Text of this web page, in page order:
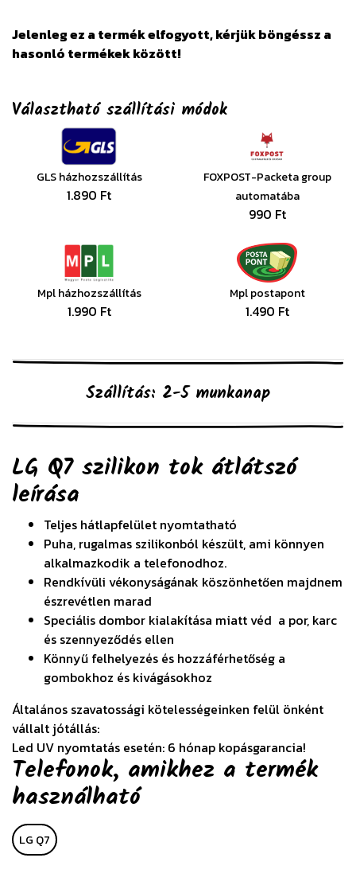
Jelenleg ez a termék elfogyott, kérjük böngéssz a
hasonló termékek között!
Választható szállítási módok
GLS házhozszállítás
1.890 Ft
FOXPOST-Packeta group
automatába
990 Ft
Mpl házhozszállítás
1.990 Ft
Mpl postapont
1.490 Ft
Szállítás: 2-5 munkanap
LG Q7 szilikon tok átlátszó
leírása
Teljes hátlapfelület nyomtatható
Puha, rugalmas szilikonból készült, ami könnyen
alkalmazkodik a telefonodhoz.
Rendkívüli vékonyságának köszönhetően majdnem
észrevétlen marad
Speciális dombor kialakítása miatt véd a por, karc
és szennyeződés ellen
Könnyű felhelyezés és hozzáférhetőség a
gombokhoz és kivágásokhoz
Általános szavatossági kötelességeinken felül önként
vállalt jótállás:
Led UV nyomtatás esetén: 6 hónap kopásgarancia!
Telefonok, amikhez a termék
használható
LG Q7